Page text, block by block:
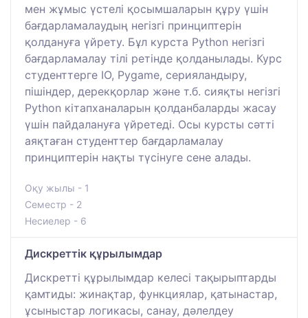
мен жұмыс үстелі қосымшаларын құру үшін
бағдарламалаудың негізгі принциптерін
қолдануға үйрету. Бұл курста Python негізгі
бағдарламалау тілі ретінде қолданылады. Курс
студенттерге IO, Pygame, серияландыру,
пішіндер, дерекқорлар және т.б. сияқты негізгі
Python кітапханаларын қолданбаларды жасау
үшін пайдалануға үйретеді. Осы курсты сәтті
аяқтаған студенттер бағдарламалау
принциптерін нақты түсінуге сене алады.
Оқу жылы - 1
Семестр - 2
Несиелер - 6
Дискреттік құрылымдар
Дискретті құрылымдар келесі тақырыптарды
қамтиды: жинақтар, функциялар, қатынастар,
ұсыныстар логикасы, санау, дәлелдеу